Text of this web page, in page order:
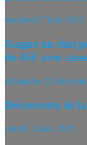
vendredi 7 juin 2013
Gagne un étui
de 45€ avec
dimanche 23
Découverte de
mardi 3 mars 2015